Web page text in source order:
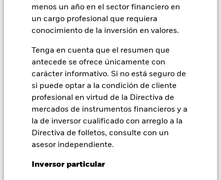
menos un año en el sector financiero en
un cargo profesional que requiera
conocimiento de la inversión en valores.
Tenga en cuenta que el resumen que
antecede se ofrece únicamente con
carácter informativo. Si no está seguro de
si puede optar a la condición de cliente
profesional en virtud de la Directiva de
mercados de instrumentos financieros y a
la de inversor cualificado con arreglo a la
Directiva de folletos, consulte con un
asesor independiente.
Inversor particular
ESG. Por consiguiente, los inversores deberán realizar una
evaluación ética personal del filtro ESG del Fondo antes de
al valor de las inversiones del Fondo si se compara con un
Todas las clases de acciones con cobertura de divisas de este
fondo utilizan derivados para cubrir el riesgo de divisas. El
uso de derivados para una clase de acciones podría conllevar
un posible riesgo de contagio (también denominado «spill-
over») a otras clases de acciones del fondo. La sociedad
gestora del fondo se asegurará de que se dispone de los
procedimientos adecuados para minimizar el riesgo de
contagio a otras clases de acciones. En el menú desplegable
que figura justo debajo del nombre del fondo, podrá ver un
listado de todas las clases de acciones del fondo: las clases de
palabra «Hedged» en su nombre. Además, el listado